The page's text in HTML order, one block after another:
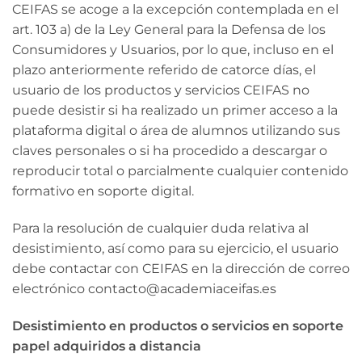
CEIFAS se acoge a la excepción contemplada en el
art. 103 a) de la Ley General para la Defensa de los
Consumidores y Usuarios, por lo que, incluso en el
plazo anteriormente referido de catorce días, el
usuario de los productos y servicios CEIFAS no
puede desistir si ha realizado un primer acceso a la
plataforma digital o área de alumnos utilizando sus
claves personales o si ha procedido a descargar o
reproducir total o parcialmente cualquier contenido
formativo en soporte digital.
Para la resolución de cualquier duda relativa al
desistimiento, así como para su ejercicio, el usuario
debe contactar con CEIFAS en la dirección de correo
electrónico contacto@academiaceifas.es
Desistimiento en productos o servicios en soporte
papel adquiridos a distancia